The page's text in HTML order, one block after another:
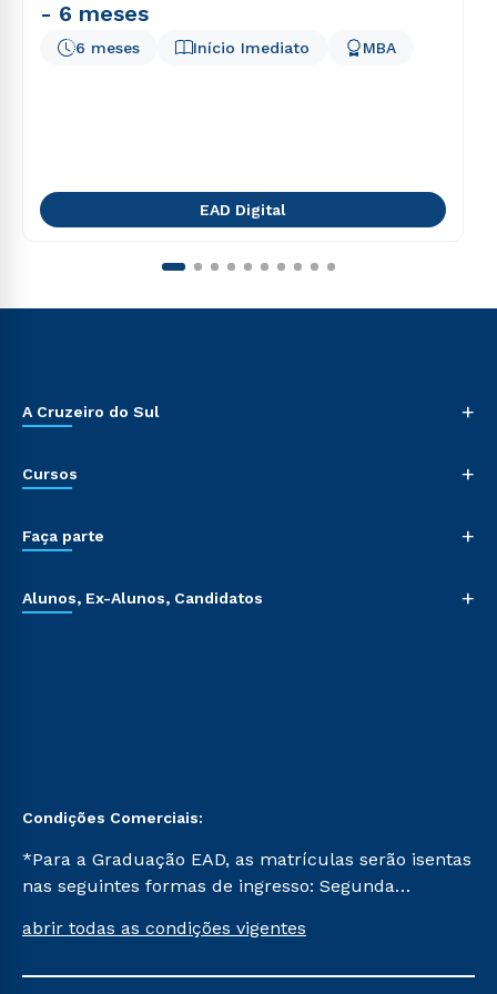
- 6 meses
Início Imediato
6 meses MBA
EAD Digital
A Cruzeiro do Sul +
Cursos +
Faça parte +
Alunos, Ex-Alunos, Candidatos +
Condições Comerciais:
*Para a Graduação EAD, as matrículas serão isentas
nas seguintes formas de ingresso: Segunda
Já para as demais, a taxa de matrícula será de R$
abrir todas as condições vigentes